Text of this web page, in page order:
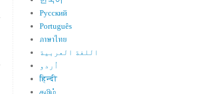
Русский
Português
ภาษาไทย
اللغة العربية
اُردو
हिन्दी
தமிழ்